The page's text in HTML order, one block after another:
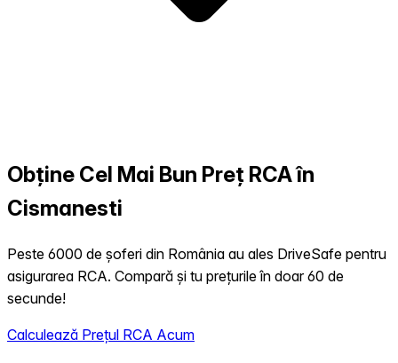
Obține Cel Mai Bun Preț RCA în
Cismanesti
Peste 6000 de șoferi din România au ales DriveSafe pentru
asigurarea RCA. Compară și tu prețurile în doar 60 de
secunde!
Calculează Prețul RCA Acum